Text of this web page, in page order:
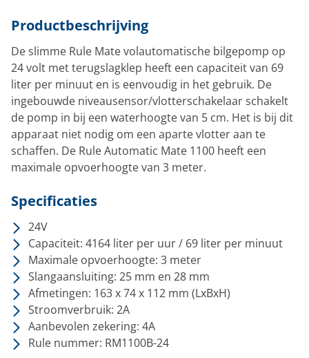
Productbeschrijving
De slimme Rule Mate volautomatische bilgepomp op
24 volt met terugslagklep heeft een capaciteit van 69
liter per minuut en is eenvoudig in het gebruik. De
ingebouwde niveausensor/vlotterschakelaar schakelt
de pomp in bij een waterhoogte van 5 cm. Het is bij dit
apparaat niet nodig om een aparte vlotter aan te
schaffen. De Rule Automatic Mate 1100 heeft een
maximale opvoerhoogte van 3 meter.
Specificaties
24V
Capaciteit: 4164 liter per uur / 69 liter per minuut
Maximale opvoerhoogte: 3 meter
Slangaansluiting: 25 mm en 28 mm
Afmetingen: 163 x 74 x 112 mm (LxBxH)
Stroomverbruik: 2A
Aanbevolen zekering: 4A
Rule nummer: RM1100B-24